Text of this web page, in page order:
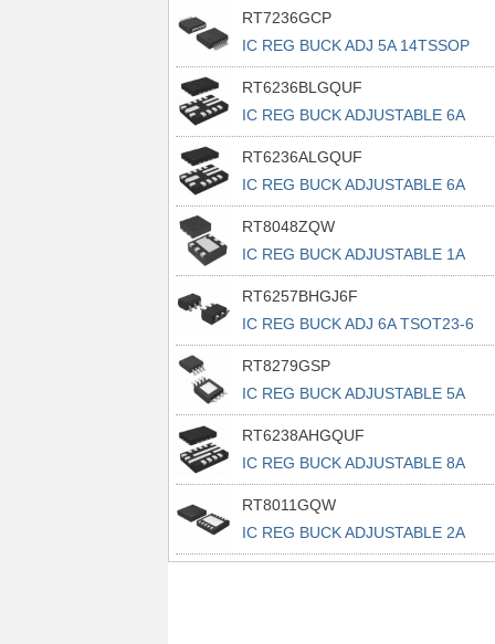
RT7236GCP
IC REG BUCK ADJ 5A 14TSSOP
RT6236BLGQUF
IC REG BUCK ADJUSTABLE 6A
13UQFN
RT6236ALGQUF
IC REG BUCK ADJUSTABLE 6A
13UQFN
RT8048ZQW
IC REG BUCK ADJUSTABLE 1A
6WDFN
RT6257BHGJ6F
IC REG BUCK ADJ 6A TSOT23-6
RT8279GSP
IC REG BUCK ADJUSTABLE 5A
8SOP
RT6238AHGQUF
IC REG BUCK ADJUSTABLE 8A
14UQFN
RT8011GQW
IC REG BUCK ADJUSTABLE 2A
10WDFN